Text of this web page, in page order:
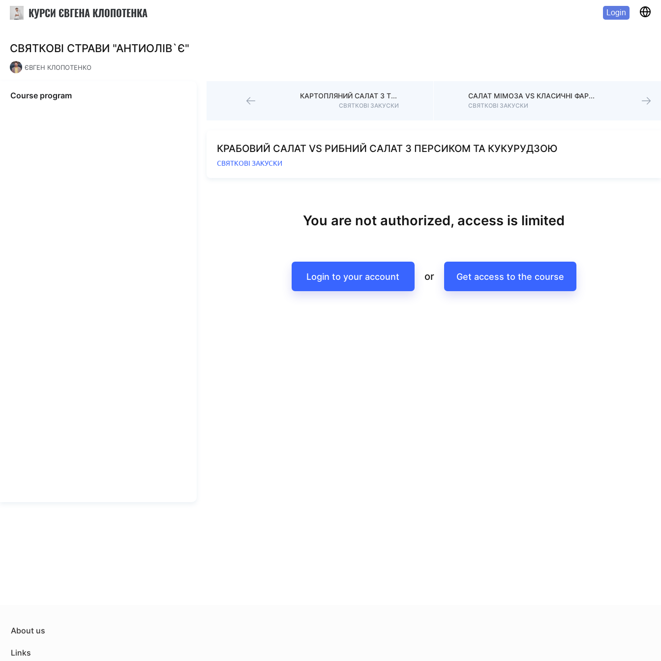
КУРСИ ЄВГЕНА КЛОПОТЕНКА Login
СВЯТКОВІ СТРАВИ "АНТИОЛІВ`Є"
ЄВГЕН КЛОПОТЕНКО
Course program КАРТОПЛЯНИЙ САЛАТ З ТУНЦЕМ
СВЯТКОВІ ЗАКУСКИ
САЛАТ МІМОЗА VS КЛАСИЧНІ ФАРШИРОВАНІ ЯЙЦЯ
СВЯТКОВІ ЗАКУСКИ
КРАБОВИЙ САЛАТ VS РИБНИЙ САЛАТ З ПЕРСИКОМ ТА КУКУРУДЗОЮ
СВЯТКОВІ ЗАКУСКИ
You are not authorized, access is limited
Login to your account or Get access to the course
About us
Links